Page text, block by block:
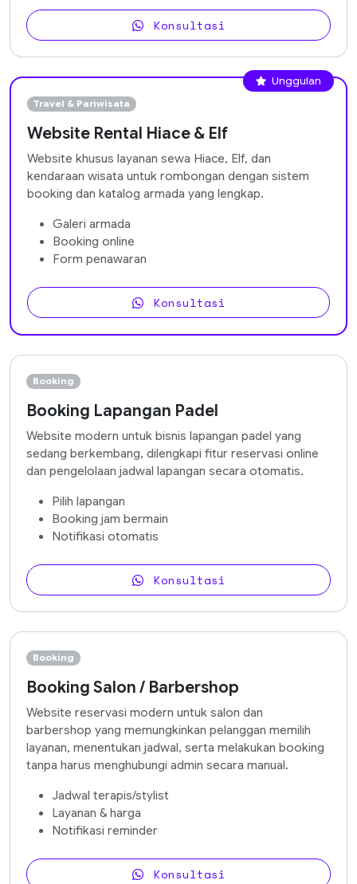
Konsultasi
Unggulan
Travel & Pariwisata
Website Rental Hiace & Elf
Website khusus layanan sewa Hiace, Elf, dan
kendaraan wisata untuk rombongan dengan sistem
booking dan katalog armada yang lengkap.
Galeri armada
Booking online
Form penawaran
Konsultasi
Booking
Booking Lapangan Padel
Website modern untuk bisnis lapangan padel yang
sedang berkembang, dilengkapi fitur reservasi online
dan pengelolaan jadwal lapangan secara otomatis.
Pilih lapangan
Booking jam bermain
Notifikasi otomatis
Konsultasi
Booking
Booking Salon / Barbershop
Website reservasi modern untuk salon dan
barbershop yang memungkinkan pelanggan memilih
layanan, menentukan jadwal, serta melakukan booking
tanpa harus menghubungi admin secara manual.
Jadwal terapis/stylist
Layanan & harga
Notifikasi reminder
Konsultasi